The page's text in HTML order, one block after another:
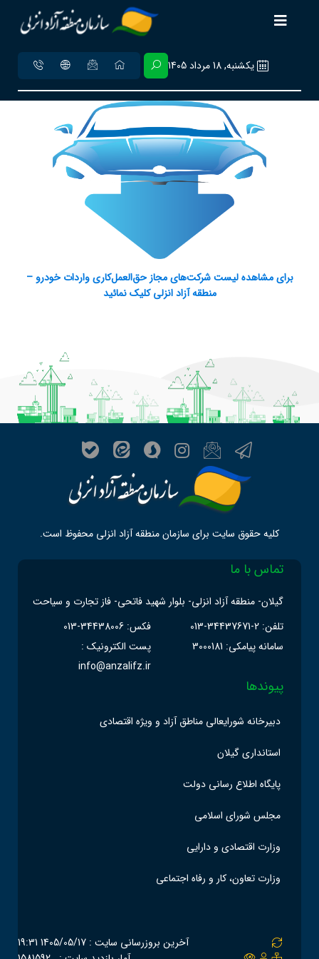
يکشنبه, 18 مرداد 1405
برای مشاهده لیست شرکت‌های مجاز حق‌العمل‌کاری واردات خودرو –
منطقه آزاد انزلی کلیک نمائید
کلیه حقوق سایت برای سازمان منطقه آزاد انزلی محفوظ است.
تماس با ما
گیلان- منطقه آزاد انزلی- بلوار شهید فاتحی- فاز تجارت و سیاحت
تلفن: 2-34437671-013
فکس: 34438006-013
سامانه پیامکی: 3000181
پست الکترونیک :
info@anzalifz.ir
پیوندها
دبیرخانه شورایعالی مناطق آزاد و ویژه اقتصادی
استانداری گیلان
پایگاه اطلاع رسانی دولت
مجلس شورای اسلامی
وزارت اقتصادی و دارایی
وزارت تعاون، کار و رفاه اجتماعی
آخرین بروزرسانی سایت : 1405/05/17 19:31